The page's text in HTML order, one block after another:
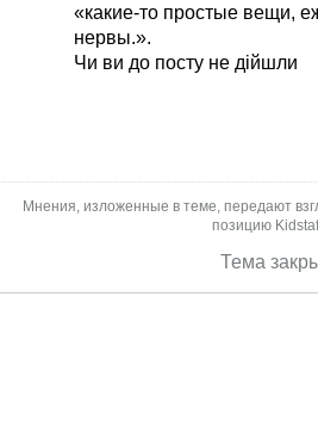
«какие-то простые вещи,
нервы.».
Чи ви до посту не дійшли
Мнения, изложенные в теме, передают
позицию
Тема